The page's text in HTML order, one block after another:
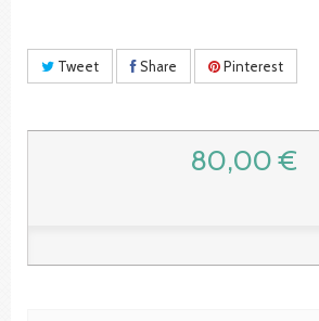
Tweet Share Pinterest
80,00 €